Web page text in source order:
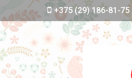
+375 (29) 186-81-75